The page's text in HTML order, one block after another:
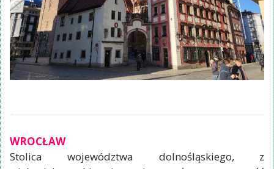
WROCŁAW
Stolica województwa dolnośląskiego, z